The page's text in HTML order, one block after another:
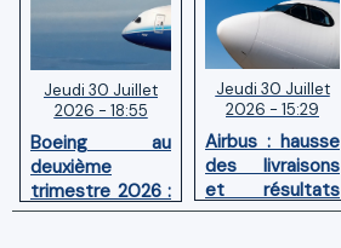
Jeudi 30 Juillet
2026 - 18:55
Boeing au
deuxième
trimestre 2026 :
Chiffre d'affaires
Jeudi 30 Juillet
2026 - 15:29
Airbus : hausse
des livraisons
et résultats
financiers